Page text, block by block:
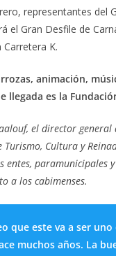
representantes del
el Gran Desfile de
Carretera K.
animación,
es la
el director
Cultura y
paramunicipales
a los cabimenses.
que este va a ser
muchos años. La